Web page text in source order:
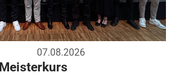
07.08.2026